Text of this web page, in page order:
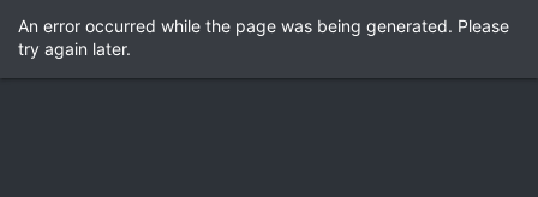
An error occurred while the page was being generated. Please
try again later.